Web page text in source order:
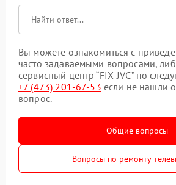
Вы можете ознакомиться с
часто задаваемыми вопросами,
сервисный центр “FIX-JVC” по
+7 (473) 201-67-53 если не нашли
вопрос.
Общие вопросы
Вопросы по ремонту